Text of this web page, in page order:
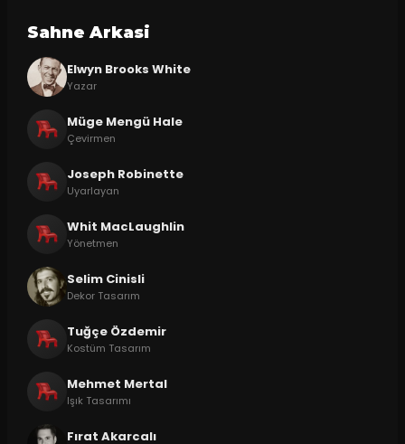
Sahne Arkasi
Elwyn Brooks White
Yazar
Müge Mengü Hale
Çevirmen
Joseph Robinette
Uyarlayan
Whit MacLaughlin
Yönetmen
Selim Cinisli
Dekor Tasarım
Tuğçe Özdemir
Kostüm Tasarım
Mehmet Mertal
Işık Tasarımı
Fırat Akarcalı